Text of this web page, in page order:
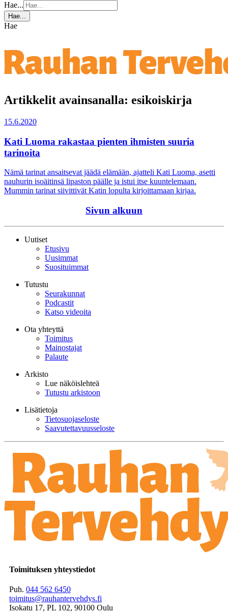
Hae...
Hae...
Hae
Artikkelit avainsanalla: esikoiskirja
15.6.2020
Kati Luoma rakastaa pienten ihmisten suuria
tarinoita
Nämä tarinat ansaitsevat jäädä elämään, ajatteli Kati Luoma, asetti
nauhurin isoäitinsä lipaston päälle ja istui itse kuuntelemaan.
Mummin tarinat siivittivät Katin lopulta kirjoittamaan kirjaa.
Sivun alkuun
Uutiset
Etusivu
Uusimmat
Suosituimmat
Tutustu
Seurakunnat
Podcastit
Katso videoita
Ota yhteyttä
Toimitus
Mainostajat
Palaute
Arkisto
Lue näköislehteä
Tutustu arkistoon
Lisätietoja
Tietosuojaseloste
Saavutettavuusseloste
Toimituksen yhteystiedot
Puh. 044 562 6450
toimitus@rauhantervehdys.fi
Isokatu 17, PL 102, 90100 Oulu